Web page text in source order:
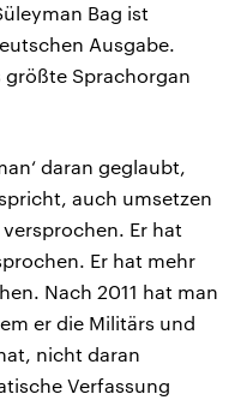
Bag ist
Ausgabe.
größte Sprachorgan
daran geglaubt,
auch umsetzen
Er hat
Er hat mehr
Nach 2011 hat man
er die Militärs und
nicht daran
Verfassung